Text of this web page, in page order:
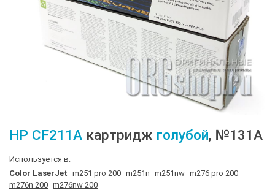
HP CF211A картридж голубой, №131A
Используется в:
Color LaserJet m251 pro 200 m251n m251nw m276 pro 200
m276n 200 m276nw 200